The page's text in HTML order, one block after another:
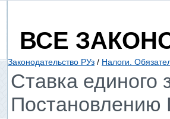
ВСЕ
Законодательство РУз / Налоги.
Ставка единого
Постановлению